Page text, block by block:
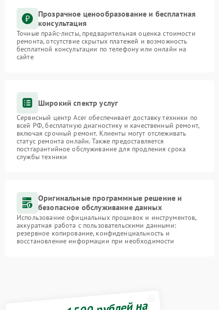
Прозрачное ценообразование и бесплатная
консультация
Точные прайс-листы, предварительная оценка стоимости
ремонта, отсутствие скрытых платежей и возможность
бесплатной консультации по телефону или онлайн на
сайте
Широкий спектр услуг
Сервисный центр Acer обеспечивает доставку техники по
всей РФ, бесплатную диагностику и качественный ремонт,
включая срочный ремонт. Клиенты могут отслеживать
статус ремонта онлайн. Также предоставляется
постгарантийное обслуживание для продления срока
службы техники
Оригинальные программные решение и
безопасное обслуживание данных
Использование официальных прошивок и инструментов,
аккуратная работа с пользовательскими данными:
резервное копирование, конфиденциальность и
восстановление информации при необходимости